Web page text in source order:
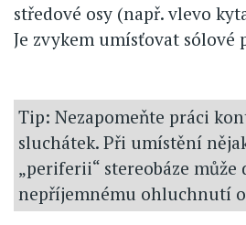
středové osy (např. vlevo
Je zvykem umísťovat sólové
Tip: Nezapomeňte práci
sluchátek. Při umístění
„periferii“ stereobáze může
nepříjemnému ohluchnutí